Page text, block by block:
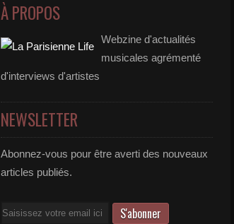
À PROPOS
Webzine d'actualités
musicales agrémenté
d'interviews d'artistes
NEWSLETTER
Abonnez-vous pour être averti des nouveaux
articles publiés.
Email